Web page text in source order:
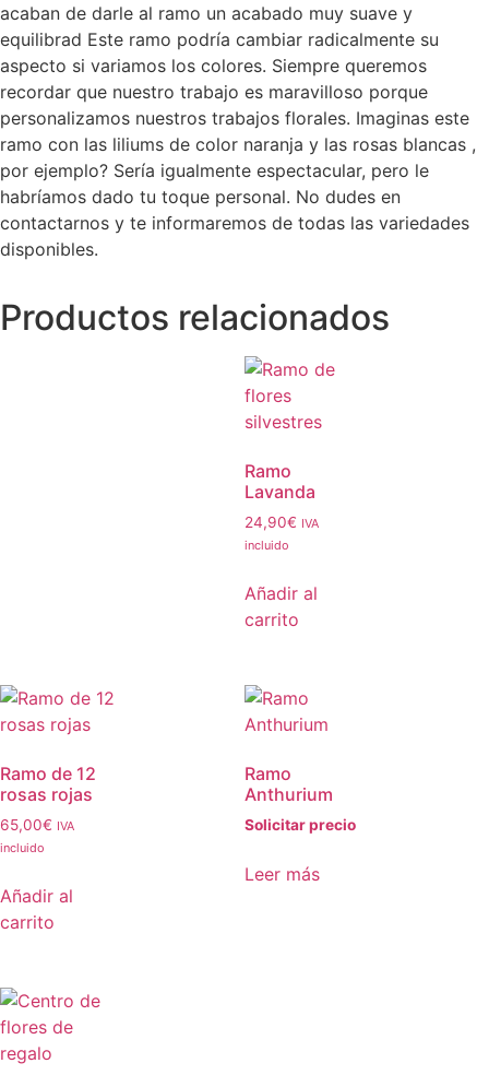
acaban de darle al ramo un acabado muy suave y
equilibrad Este ramo podría cambiar radicalmente su
aspecto si variamos los colores. Siempre queremos
recordar que nuestro trabajo es maravilloso porque
personalizamos nuestros trabajos florales. Imaginas este
ramo con las liliums de color naranja y las rosas blancas ,
por ejemplo? Sería igualmente espectacular, pero le
habríamos dado tu toque personal. No dudes en
contactarnos y te informaremos de todas las variedades
disponibles.
Productos relacionados
Ramo
Lavanda
24,90€ IVA
incluido
Añadir al
carrito
Ramo de 12
rosas rojas
65,00€ IVA
incluido
Añadir al
carrito
Ramo
Anthurium
Solicitar precio
Leer más